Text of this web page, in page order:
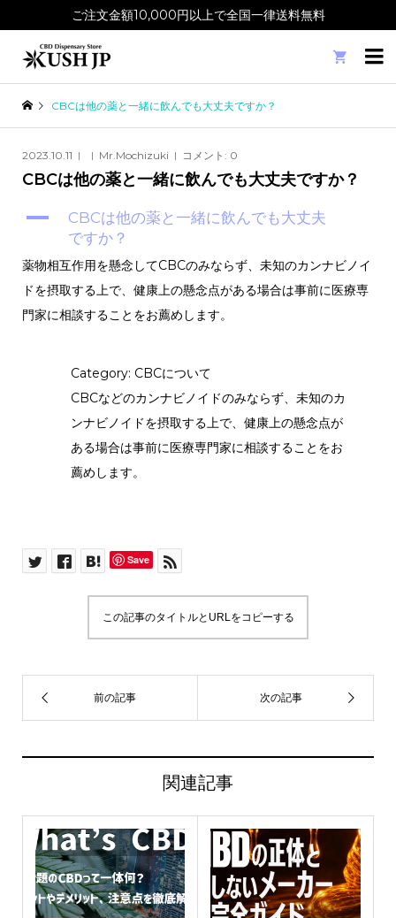
ご注文金額10,000円以上で全国一律送料無料

CBCは他の薬と一緒に飲んでも大丈夫ですか？
2023.10.11 Mr.Mochizuki コメント: 0
CBCは他の薬と一緒に飲んでも大丈夫ですか？
A
CBCは他の薬と一緒に飲んでも大丈夫
ですか？
薬物相互作用を懸念してCBCのみならず、未知のカンナビノイ
ドを摂取する上で、健康上の懸念点がある場合は事前に医療専
門家に相談することをお薦めします。
Category: CBCについて
CBCなどのカンナビノイドのみならず、未知のカ
ンナビノイドを摂取する上で、健康上の懸念点が
ある場合は事前に医療専門家に相談することをお
薦めします。
Save
この記事のタイトルとURLをコピーする
関連記事